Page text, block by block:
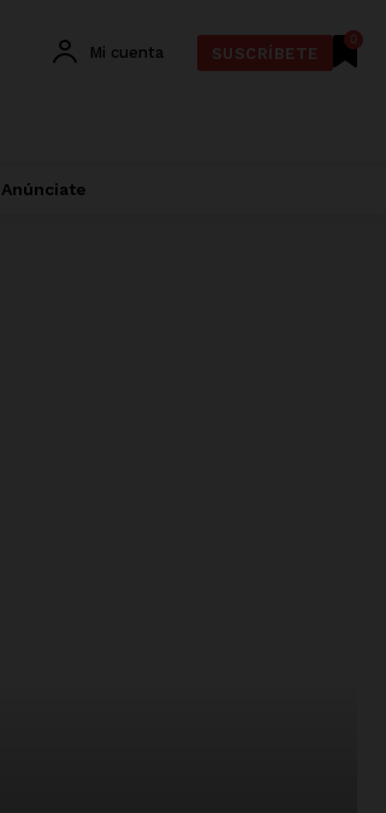
0
Mi cuenta SUSCRÍBETE
Anúnciate